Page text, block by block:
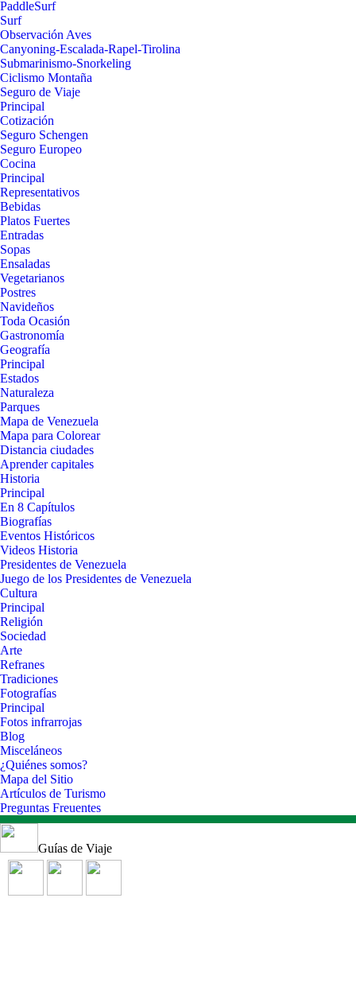
PaddleSurf
Surf
Observación Aves
Canyoning-Escalada-Rapel-Tirolina
Submarinismo-Snorkeling
Ciclismo Montaña
Seguro de Viaje
Principal
Cotización
Seguro Schengen
Seguro Europeo
Cocina
Principal
Representativos
Bebidas
Platos Fuertes
Entradas
Sopas
Ensaladas
Vegetarianos
Postres
Navideños
Toda Ocasión
Gastronomía
Geografía
Principal
Estados
Naturaleza
Parques
Mapa de Venezuela
Mapa para Colorear
Distancia ciudades
Aprender capitales
Historia
Principal
En 8 Capítulos
Biografías
Eventos Históricos
Videos Historia
Presidentes de Venezuela
Juego de los Presidentes de Venezuela
Cultura
Principal
Religión
Sociedad
Arte
Refranes
Tradiciones
Fotografías
Principal
Fotos infrarrojas
Blog
Misceláneos
¿Quiénes somos?
Mapa del Sitio
Artículos de Turismo
Preguntas Freuentes
Guías de Viaje